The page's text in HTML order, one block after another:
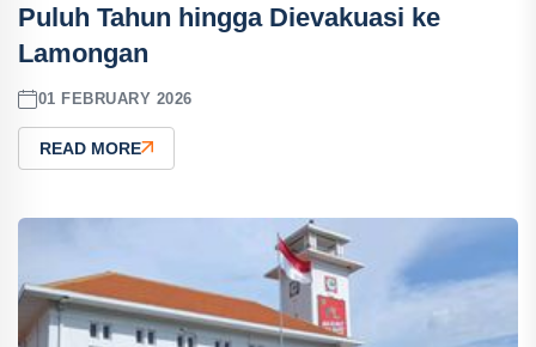
Puluh Tahun hingga Dievakuasi ke
Lamongan
01 FEBRUARY 2026
READ MORE